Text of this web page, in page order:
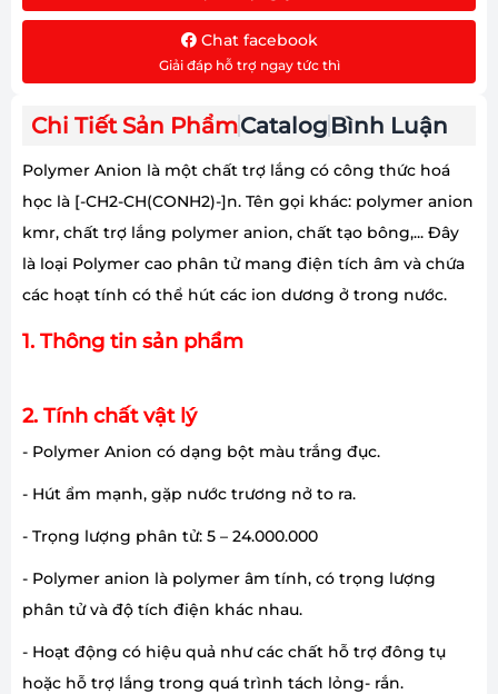
Chat facebook
Giải đáp hỗ trợ ngay tức thì
Chi Tiết Sản PhẩmCatalog Bình Luận
Polymer Anion là một chất trợ lắng có công thức hoá
học là [-CH2-CH(CONH2)-]n. Tên gọi khác: polymer anion
kmr, chất trợ lắng polymer anion, chất tạo bông,... Đây
là loại Polymer cao phân tử mang điện tích âm và chứa
các hoạt tính có thể hút các ion dương ở trong nước.
1. Thông tin sản phẩm
2. Tính chất vật lý
- Polymer Anion có dạng bột màu trắng đục.
- Hút ẩm mạnh, gặp nước trương nở to ra.
- Trọng lượng phân tử: 5 – 24.000.000
- Polymer anion là polymer âm tính, có trọng lượng
phân tử và độ tích điện khác nhau.
- Hoạt động có hiệu quả như các chất hỗ trợ đông tụ
hoặc hỗ trợ lắng trong quá trình tách lỏng- rắn.